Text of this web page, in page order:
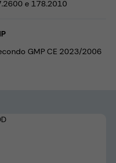
e 178.2010
GMP CE 2023/2006